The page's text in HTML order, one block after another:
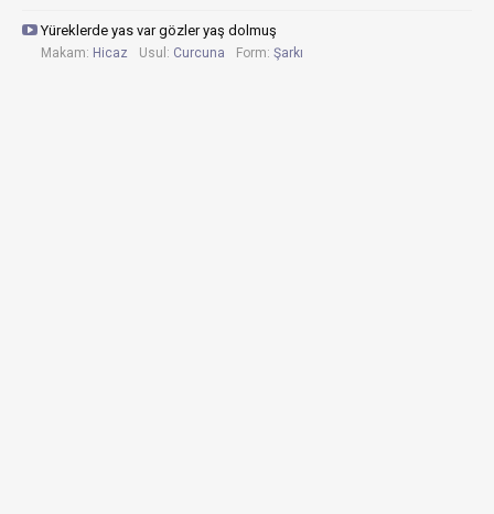
Yüreklerde yas var gözler yaş dolmuş
Makam: Hicaz Usul: Curcuna Form: Şarkı